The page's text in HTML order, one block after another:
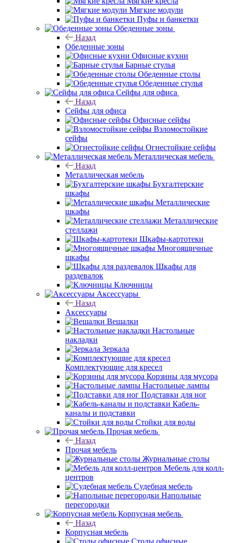
Мягкие модули
Пуфы и банкетки
Обеденные зоны
Назад
Обеденные зоны
Офисные кухни
Барные стулья
Обеденные столы
Обеденные стулья
Сейфы для офиса
Назад
Сейфы для офиса
Офисные сейфы
Взломостойкие
сейфы
Огнестойкие сейфы
Металлическая мебель
Назад
Металлическая мебель
Бухгалтерские
шкафы
Металлические
шкафы
Металлические
стеллажи
Шкафы-картотеки
Многоящичные
шкафы
Шкафы для
раздевалок
Ключницы
Аксессуары
Назад
Аксессуары
Вешалки
Настольные
накладки
Зеркала
Комплектующие для кресел
Корзины для мусора
Настольные лампы
Подставки для ног
Кабель-
каналы и подставки
Стойки для воды
Прочая мебель
Назад
Прочая мебель
Журнальные столы
Мебель для колл-
центров
Судебная мебель
Напольные
перегородки
Корпусная мебель
Назад
Корпусная мебель
Столы офисные